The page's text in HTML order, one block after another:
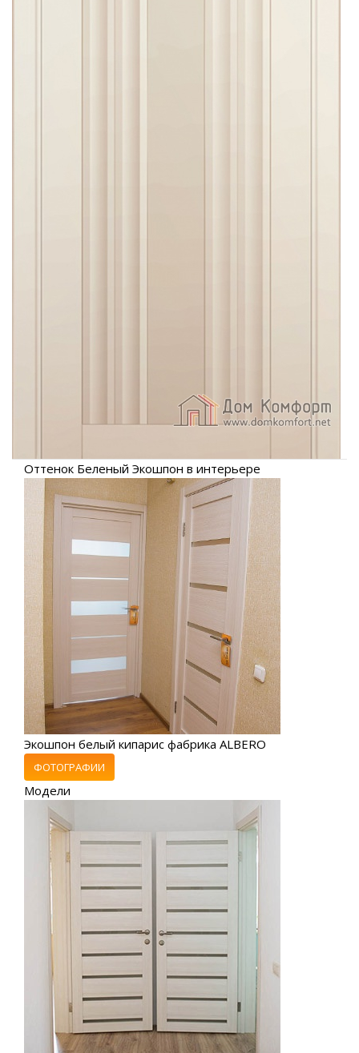
Оттенок Беленый Экошпон в интерьере
Экошпон белый кипарис фабрика ALBERO
ФОТОГРАФИИ
Модели